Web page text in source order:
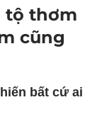
tộ thơm
cũng
bất cứ ai